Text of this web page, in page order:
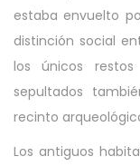
estaba envuelto
distinción social
los únicos restos
sepultados
recinto
Los antiguos